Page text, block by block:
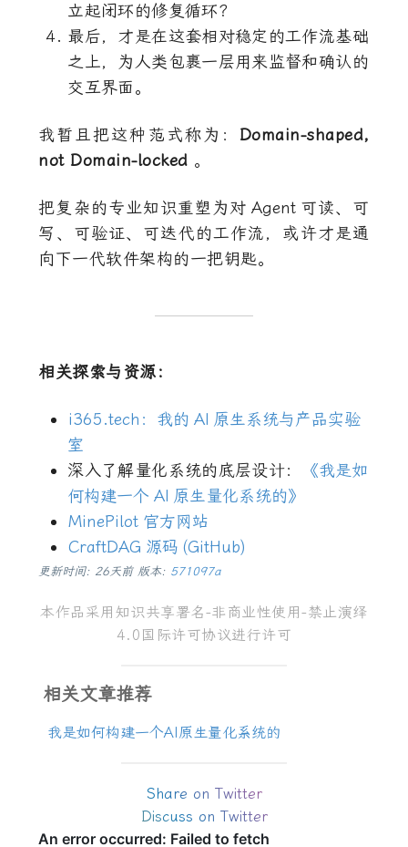
立起闭环的修复循环？
最后，才是在这套相对稳定的工作流基础
之上，为人类包裹一层用来监督和确认的
交互界面。
我暂且把这种范式称为： Domain-shaped,
not Domain-locked 。
把复杂的专业知识重塑为对 Agent 可读、可
写、可验证、可迭代的工作流，或许才是通
向下一代软件架构的一把钥匙。
相关探索与资源：
i365.tech：我的 AI 原生系统与产品实验
室
深入了解量化系统的底层设计：
《我是如
何构建一个 AI 原生量化系统的》
MinePilot 官方网站
CraftDAG 源码 (GitHub)
更新时间: 26天前 版本: 571097a
本作品采用 知识共享署名-非商业性使用-禁止演绎
4.0 国际许可协议进行许可
相关文章推荐
我是如何构建一个AI原生量化系统的
Share on Twitter
Discuss on Twitter